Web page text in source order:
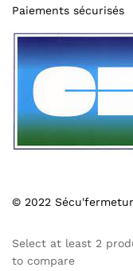
© 2022
Paiements sécurisés
Select at least 2
to compare